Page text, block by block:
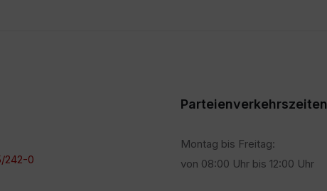
242-0
Parteienverkehrszeiten
Montag bis Freitag:
von 08:00 Uhr bis 12:00 Uhr